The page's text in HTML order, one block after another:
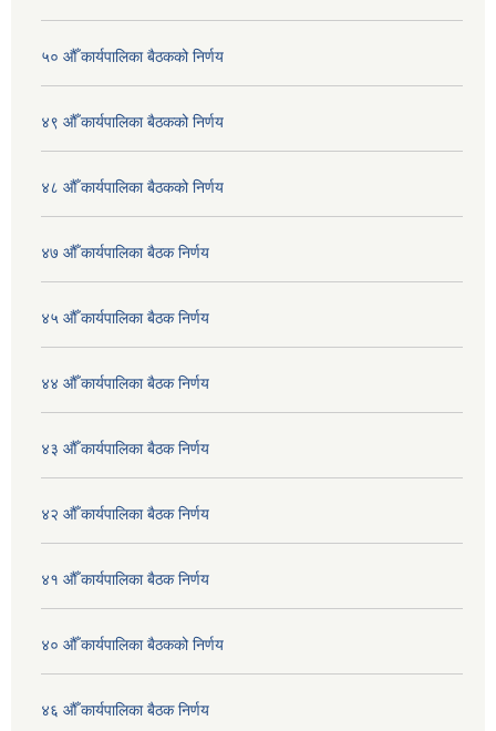
५० औँ कार्यपालिका बैठकको निर्णय
४९ औँ कार्यपालिका बैठकको निर्णय
४८ औँ कार्यपालिका बैठकको निर्णय
४७ औँ कार्यपालिका बैठक निर्णय
४५ औँ कार्यपालिका बैठक निर्णय
४४ औँ कार्यपालिका बैठक निर्णय
४३ औँ कार्यपालिका बैठक निर्णय
४२ औँ कार्यपालिका बैठक निर्णय
४१ औँ कार्यपालिका बैठक निर्णय
४० औँ कार्यपालिका बैठकको निर्णय
४६ औँ कार्यपालिका बैठक निर्णय